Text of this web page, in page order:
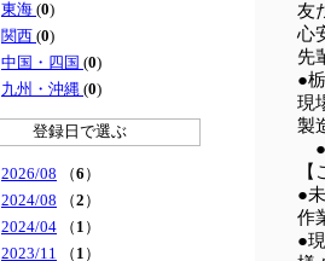
東海 (0)
関西 (0)
中国・四国 (0)
九州・沖縄 (0)
登録日で選ぶ
2026/08 （6 ）
2024/08 （2 ）
2024/04 （ 1 ）
2023/11 （ 1 ）
友
心
先
●
現
製
●
●
作
●